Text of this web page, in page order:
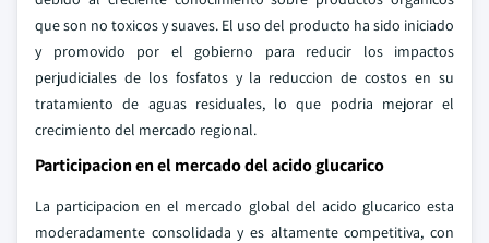
que son no toxicos y suaves. El uso del producto ha sido iniciado
y promovido por el gobierno para reducir los impactos
perjudiciales de los fosfatos y la reduccion de costos en su
tratamiento de aguas residuales, lo que podria mejorar el
crecimiento del mercado regional.
Participacion en el mercado del acido glucarico
La participacion en el mercado global del acido glucarico esta
moderadamente consolidada y es altamente competitiva, con